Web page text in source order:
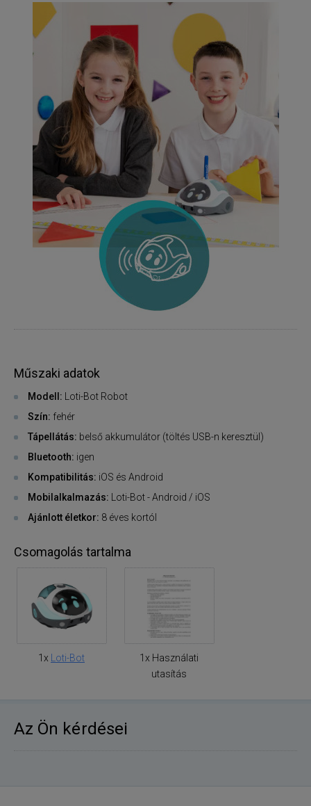
Műszaki adatok
Modell: Loti-Bot Robot
Szín: fehér
Tápellátás: belső akkumulátor (töltés USB-n keresztül)
Bluetooth: igen
Kompatibilitás: iOS és Android
Mobilalkalmazás: Loti-Bot - Android / iOS
Ajánlott életkor: 8 éves kortól
Csomagolás tartalma
1x Loti-Bot
1x Használati
utasítás
Az Ön kérdései